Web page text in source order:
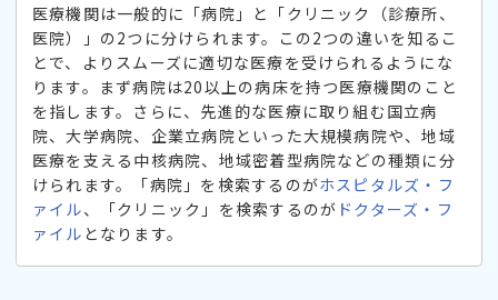
医療機関は一般的に「病院」と「クリニック（診療所、
医院）」の2つに分けられます。この2つの違いを知るこ
とで、よりスムーズに適切な医療を受けられるようにな
ります。まず病院は20以上の病床を持つ医療機関のこと
を指します。さらに、先進的な医療に取り組む国立病
院、大学病院、企業立病院といった大規模病院や、地域
医療を支える中核病院、地域密着型病院などの種類に分
けられます。「病院」を検索するのがホスピタルズ・フ
ァイル、「クリニック」を検索するのが ドクターズ・フ
ァイル となります。